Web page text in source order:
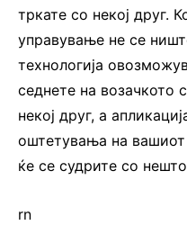
тркате со некој друг.
управување не се
технологија
седнете на возачкото
некој друг, а
оштетувања на
ќе се судрите со
rn